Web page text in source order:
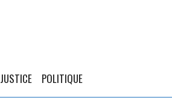
JUSTICE POLITIQUE